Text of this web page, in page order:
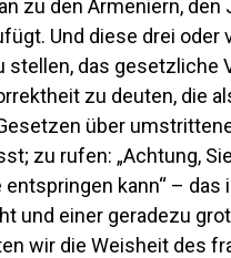
zu den Armeniern, den
Und diese drei oder
das gesetzliche
zu deuten, die
über
zu rufen: „Achtung,
entspringen kann“ –
und einer geradezu
wir die Weisheit des